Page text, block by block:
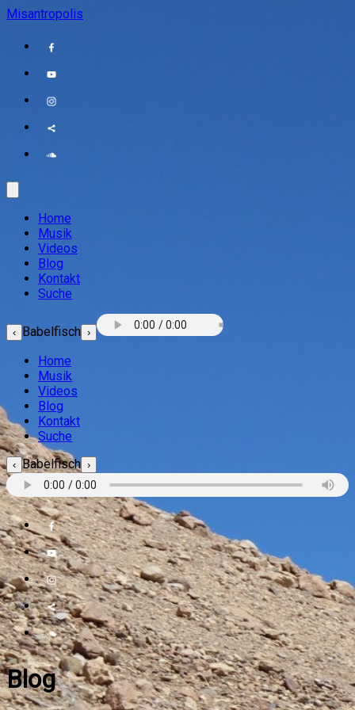
Misantropolis
Home
Musik
Videos
Blog
Kontakt
Suche
‹ Babelfisch ›
Home
Musik
Videos
Blog
Kontakt
Suche
‹ Babelfisch ›
Blog